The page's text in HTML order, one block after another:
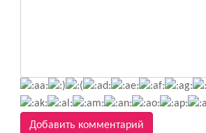
Добавить комментарий